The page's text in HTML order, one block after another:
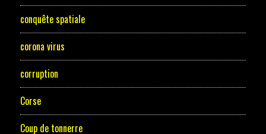
conquête spatiale
corona virus
corruption
Corse
Coup de tonnerre